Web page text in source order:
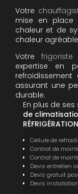
Votre
mise en
chaleur et de
chaleur
Votre frigoriste
expertise en
assurant une
durable.
En plus de ses
de
RÉFRIGÉRATION
Cellule de
Contrat de
Contrat de
Devis entretien
Devis gratuit
Devis